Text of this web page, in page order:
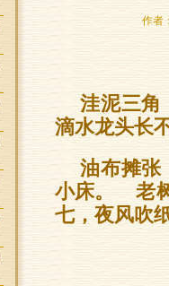
作者
洼泥三角
滴水龙头长
油布摊张
小床。 老树
七，夜风吹